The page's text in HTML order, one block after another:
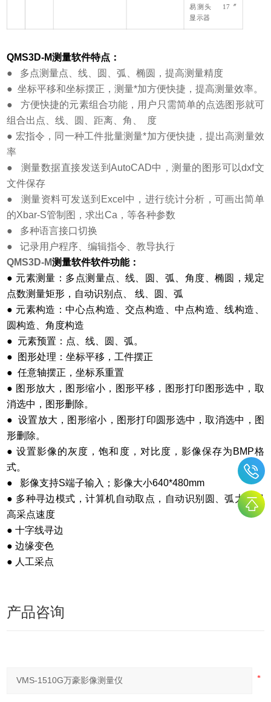
易测头 17〞
显示器
QMS3D-M测量软件特点：
●
多点测量点、线、圆、弧、椭圆，提高测量精度
● 坐标平移和坐标摆正，测量*加方便快捷，提高测量效率。
●
方便快捷的元素组合功能，用户只需简单的点选图形就可
组合出点、线、圆、距离、角、
度
● 宏指令，同一种工件批量测量*加方便快捷，提出高测量效
率
●
测量数据直接发送到 AutoCAD中，测量的图形可以dxf文
文件保存
●
测量资料可发送到 Excel 中，进行统计分析，可画出简单
的Xbar-S管制图，求出Ca ，等各种参数
●
多种语言接口切换
●
记录用户程序、编辑指令、教导执行
QMS3D-M测量软件软件功能：
● 元素测量：多点测量点、线、圆、弧、角度、椭圆，规定
点数测量矩形，自动识别点、 线、圆、弧
● 元素构造：中心点构造、交点构造、中点构造、线构造、
圆构造、角度构造
● 元素预置：点、线、圆、弧。
● 图形处理：坐标平移，工件摆正
● 任意轴摆正，坐标系重置
● 图形放大，图形缩小，图形平移，图形打印图形选中，取
消选中，图形删除。
● 设置放大，图形缩小，图形打印圆形选中，取消选中，图
形删除。
● 设置影像的灰度，饱和度，对比度，影像保存为BMP格
式。
● 影像支持S端子输入；影像大小640*480mm
● 多种寻边模式，计算机自动取点，自动识别圆、弧大大提
高采点速度
● 十字线寻边
● 边缘变色
● 人工采点
产品咨询